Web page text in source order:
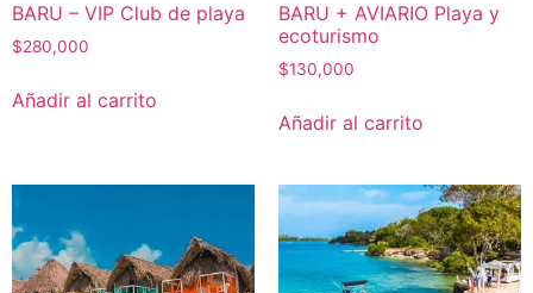
BARU – VIP Club de playa
$280,000
Añadir al carrito
BARU + AVIARIO Playa y
ecoturismo
$130,000
Añadir al carrito